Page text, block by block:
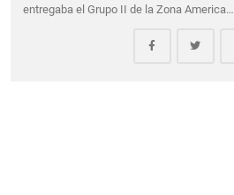
entregaba el Grupo II de la Zona America…